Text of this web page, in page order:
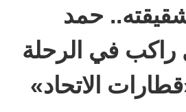
حمد
راكب في الرحلة
الاتحاد»